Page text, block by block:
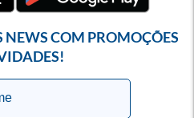
NEWS COM PROMOÇÕES